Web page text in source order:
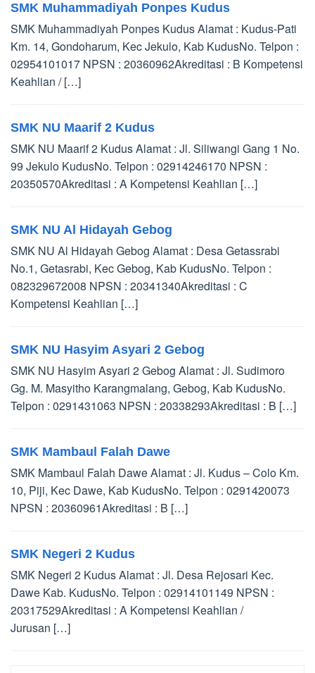
SMK Muhammadiyah Ponpes Kudus
SMK Muhammadiyah Ponpes Kudus Alamat : Kudus-Pati
Km. 14, Gondoharum, Kec Jekulo, Kab KudusNo. Telpon :
02954101017 NPSN : 20360962Akreditasi : B Kompetensi
Keahlian / […]
SMK NU Maarif 2 Kudus
SMK NU Maarif 2 Kudus Alamat : Jl. Siliwangi Gang 1 No.
99 Jekulo KudusNo. Telpon : 02914246170 NPSN :
20350570Akreditasi : A Kompetensi Keahlian […]
SMK NU Al Hidayah Gebog
SMK NU Al Hidayah Gebog Alamat : Desa Getassrabi
No.1, Getasrabi, Kec Gebog, Kab KudusNo. Telpon :
082329672008 NPSN : 20341340Akreditasi : C
Kompetensi Keahlian […]
SMK NU Hasyim Asyari 2 Gebog
SMK NU Hasyim Asyari 2 Gebog Alamat : Jl. Sudimoro
Gg. M. Masyitho Karangmalang, Gebog, Kab KudusNo.
Telpon : 0291431063 NPSN : 20338293Akreditasi : B […]
SMK Mambaul Falah Dawe
SMK Mambaul Falah Dawe Alamat : Jl. Kudus – Colo Km.
10, Piji, Kec Dawe, Kab KudusNo. Telpon : 0291420073
NPSN : 20360961Akreditasi : B […]
SMK Negeri 2 Kudus
SMK Negeri 2 Kudus Alamat : Jl. Desa Rejosari Kec.
Dawe Kab. KudusNo. Telpon : 02914101149 NPSN :
20317529Akreditasi : A Kompetensi Keahlian /
Jurusan […]